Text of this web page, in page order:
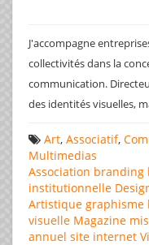
J'accompagne
collectivités dans la
communication.
des identités visuelles,
Art, Associatif,
Multimedias
Association branding
institutionnelle
Artistique graphisme
visuelle Magazine
annuel site internet